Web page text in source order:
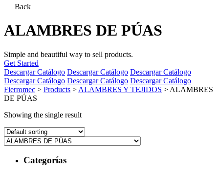
Back
ALAMBRES DE PÚAS
Simple and beautiful way to sell products.
Get Started
Descargar Catálogo Descargar Catálogo Descargar Catálogo
Descargar Catálogo Descargar Catálogo Descargar Catálogo
Fierromec > Products > ALAMBRES Y TEJIDOS > ALAMBRES
DE PÚAS
Showing the single result
Categorías